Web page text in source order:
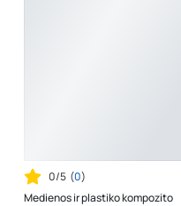
0/5 (0)
Medienos ir plastiko kompozito